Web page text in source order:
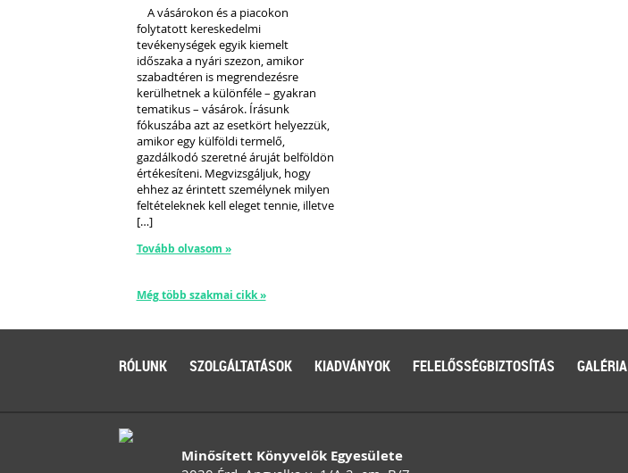
A vásárokon és a piacokon
folytatott kereskedelmi
tevékenységek egyik kiemelt
időszaka a nyári szezon, amikor
szabadtéren is megrendezésre
kerülhetnek a különféle – gyakran
tematikus – vásárok. Írásunk
fókuszába azt az esetkört helyezzük,
amikor egy külföldi termelő,
gazdálkodó szeretné áruját belföldön
értékesíteni. Megvizsgáljuk, hogy
ehhez az érintett személynek milyen
feltételeknek kell eleget tennie, illetve
[…]
Tovább olvasom »
Még több szakmai cikk »
RÓLUNK SZOLGÁLTATÁSOK KIADVÁNYOK FELELŐSSÉGBIZTOSÍTÁS GALÉRIA
Minősített Könyvelők Egyesülete